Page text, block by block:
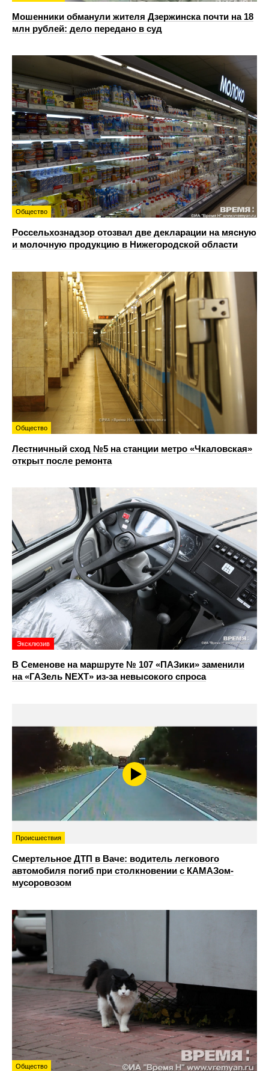
Мошенники обманули жителя Дзержинска почти на 18
млн рублей: дело передано в суд
Общество
Россельхознадзор отозвал две декларации на мясную
и молочную продукцию в Нижегородской области
Общество
Лестничный сход №5 на станции метро «Чкаловская»
открыт после ремонта
Эксклюзив
В Семенове на маршруте № 107 «ПАЗики» заменили
на «ГАЗель NEXT» из‑за невысокого спроса
Происшествия
Смертельное ДТП в Ваче: водитель легкового
автомобиля погиб при столкновении с КАМАЗом-
мусоровозом
Общество